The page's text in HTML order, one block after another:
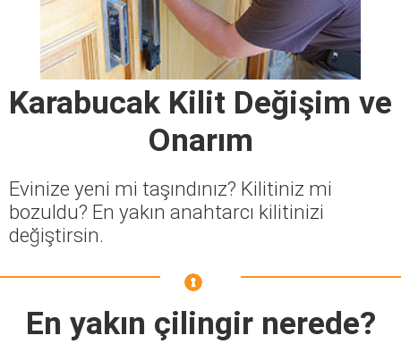
Karabucak Kilit Değişim ve
Onarım
Evinize yeni mi taşındınız? Kilitiniz mi
bozuldu? En yakın anahtarcı kilitinizi
değiştirsin.
En yakın çilingir nerede?